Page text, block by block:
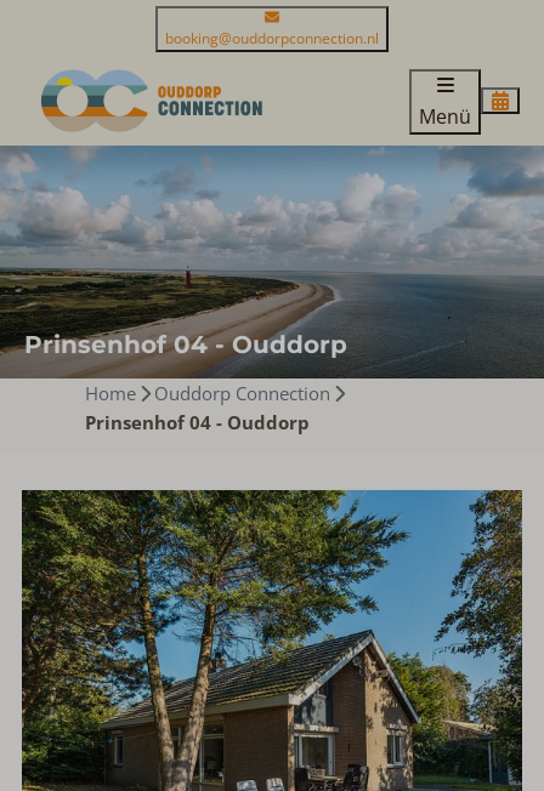
booking@ouddorpconnection.nl
Menü
Prinsenhof 04 - Ouddorp
Home
Ouddorp Connection
Prinsenhof 04 - Ouddorp